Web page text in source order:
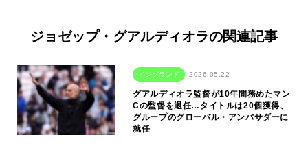
ジョゼップ・グアルディオラの関連記事
イングランド 2026.05.22
グアルディオラ監督が10年間務めたマン
Cの監督を退任…タイトルは20個獲得、
グループのグローバル・アンバサダーに
就任